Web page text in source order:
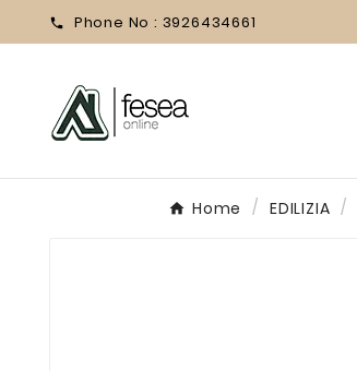
 Phone No : 3926434661
Home EDILIZIA